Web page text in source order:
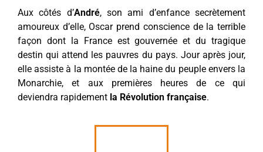
Aux côtés d’André, son ami d’enfance secrètement
amoureux d’elle, Oscar prend conscience de la terrible
façon dont la France est gouvernée et du tragique
destin qui attend les pauvres du pays. Jour après jour,
elle assiste à la montée de la haine du peuple envers la
Monarchie, et aux premières heures de ce qui
deviendra rapidement la Révolution française.